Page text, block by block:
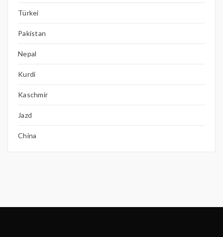
Türkei
Pakistan
Nepal
Kurdi
Kaschmir
Jazd
China